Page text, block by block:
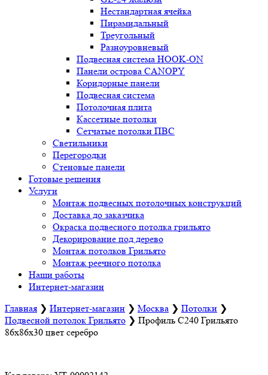
Нестандартная ячейка
Пирамидальный
Треугольный
Разноуровневый
Подвесная система HOOK-ON
Панели острова CANOPY
Коридорные панели
Подвесная система
Потолочная плита
Кассетные потолки
Сетчатые потолки ПВС
Светильники
Перегородки
Стеновые панели
Готовые решения
Услуги
Монтаж подвесных потолочных конструкций
Доставка до заказчика
Окраска подвесного потолка грильято
Декорирование под дерево
Монтаж потолков Грильято
Монтаж реечного потолка
Наши работы
Интернет-магазин
Главная ❯ Интернет-магазин ❯ Москва ❯ Потолки ❯
Подвесной потолок Грильято ❯ Профиль С240 Грильято
86х86х30 цвет серебро